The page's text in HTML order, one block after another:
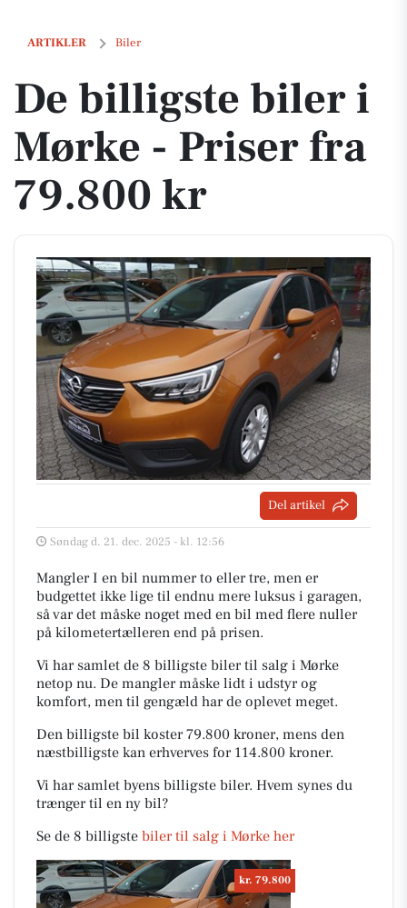
ARTIKLER Biler
De billigste biler i Mørke - Priser fra 79.800 kr
De billigste biler i
Mørke - Priser fra
79.800 kr
Del artikel
Søndag d. 21. dec. 2025 - kl. 12:56
Mangler I en bil nummer to eller tre, men er
budgettet ikke lige til endnu mere luksus i garagen,
så var det måske noget med en bil med flere nuller
på kilometertælleren end på prisen.
Vi har samlet de 8 billigste biler til salg i Mørke
netop nu. De mangler måske lidt i udstyr og
komfort, men til gengæld har de oplevet meget.
Den billigste bil koster 79.800 kroner, mens den
næstbilligste kan erhverves for 114.800 kroner.
Vi har samlet byens billigste biler. Hvem synes du
trænger til en ny bil?
Se de 8 billigste biler til salg i Mørke her
kr. 79.800